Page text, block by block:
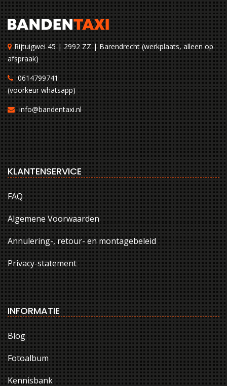
Rijtuigwei 45 | 2992 ZZ | Barendrecht (werkplaats, alleen op
afspraak)
0614799741
(voorkeur whatsapp)
info@bandentaxi.nl
KLANTENSERVICE
FAQ
Algemene Voorwaarden
Annulering-, retour- en montagebeleid
Privacy-statement
INFORMATIE
Blog
Fotoalbum
Kennisbank